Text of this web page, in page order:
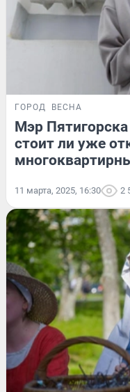
ГОРОД ВЕСНА
Мэр
стоит ли уже
11 марта, 2025, 16:30 2